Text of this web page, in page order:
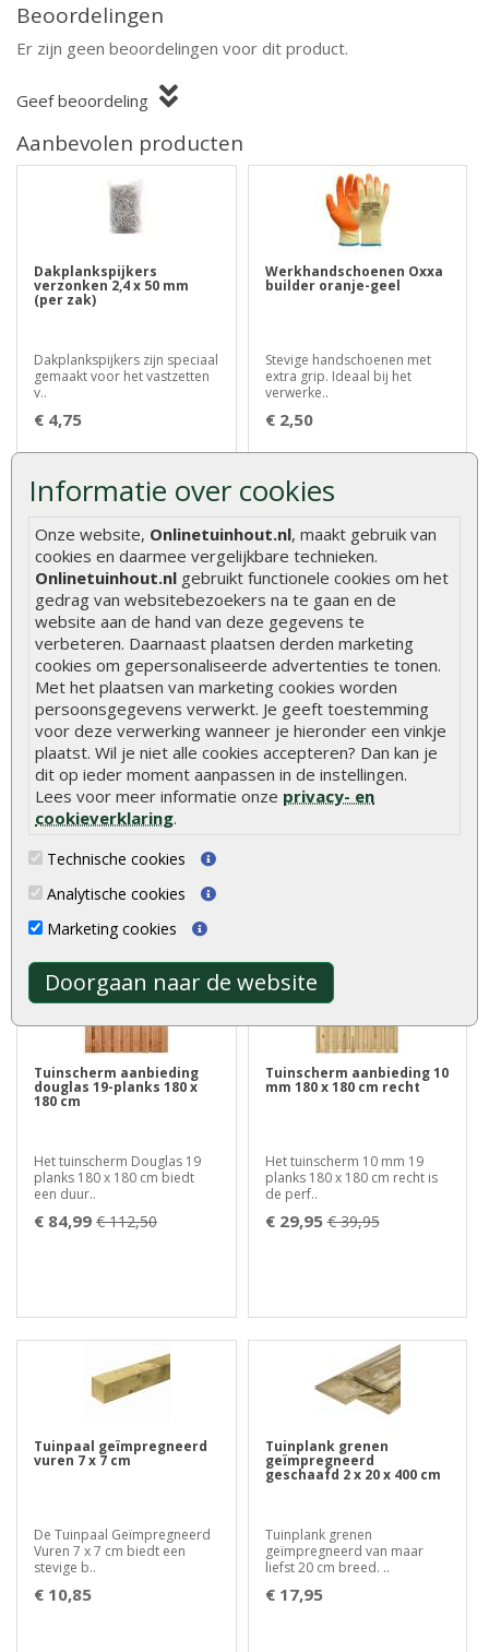
Informatie over cookies
Onze website, Onlinetuinhout.nl, maakt gebruik van
cookies en daarmee vergelijkbare technieken.
Onlinetuinhout.nl gebruikt functionele cookies om het
gedrag van websitebezoekers na te gaan en de
website aan de hand van deze gegevens te
verbeteren. Daarnaast plaatsen derden marketing
cookies om gepersonaliseerde advertenties te tonen.
Met het plaatsen van marketing cookies worden
persoonsgegevens verwerkt. Je geeft toestemming
voor deze verwerking wanneer je hieronder een vinkje
plaatst. Wil je niet alle cookies accepteren? Dan kan je
dit op ieder moment aanpassen in de instellingen.
Lees voor meer informatie onze privacy- en
cookieverklaring.
Technische cookies
Analytische cookies
Marketing cookies
Doorgaan naar de website
Beoordelingen
Er zijn geen beoordelingen voor dit product.
Geef beoordeling
Aanbevolen producten
Dakplankspijkers
verzonken 2,4 x 50 mm
(per zak)
Dakplankspijkers zijn speciaal
gemaakt voor het vastzetten
v..
€ 4,75
Werkhandschoenen Oxxa
builder oranje-geel
Stevige handschoenen met
extra grip. Ideaal bij het
verwerke..
€ 2,50
Vlonderpaal hardhout 6 x
6 x 50 cm
Vlonderpaal hardhout 6 x 6 x
50 cm worden, zoals de
naam al ..
€ 3,00
Tuinhuisset klein
Tuinhuisset klein bestaat uit
800 dakplankspijkers 2..
€ 10,95
Klanten kochten ook
Tuinscherm aanbieding
douglas 19-planks 180 x
180 cm
Het tuinscherm Douglas 19
planks 180 x 180 cm biedt
een duur..
€ 84,99 € 112,50
Tuinscherm aanbieding 10
mm 180 x 180 cm recht
Het tuinscherm 10 mm 19
planks 180 x 180 cm recht is
de perf..
€ 29,95 € 39,95
Tuinpaal geïmpregneerd
vuren 7 x 7 cm
De Tuinpaal Geïmpregneerd
Vuren 7 x 7 cm biedt een
stevige b..
€ 10,85
Tuinplank grenen
geïmpregneerd
geschaafd 2 x 20 x 400 cm
Tuinplank grenen
geïmpregneerd van maar
liefst 20 cm breed. ..
€ 17,95